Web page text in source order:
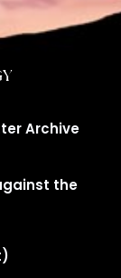
Archive
the